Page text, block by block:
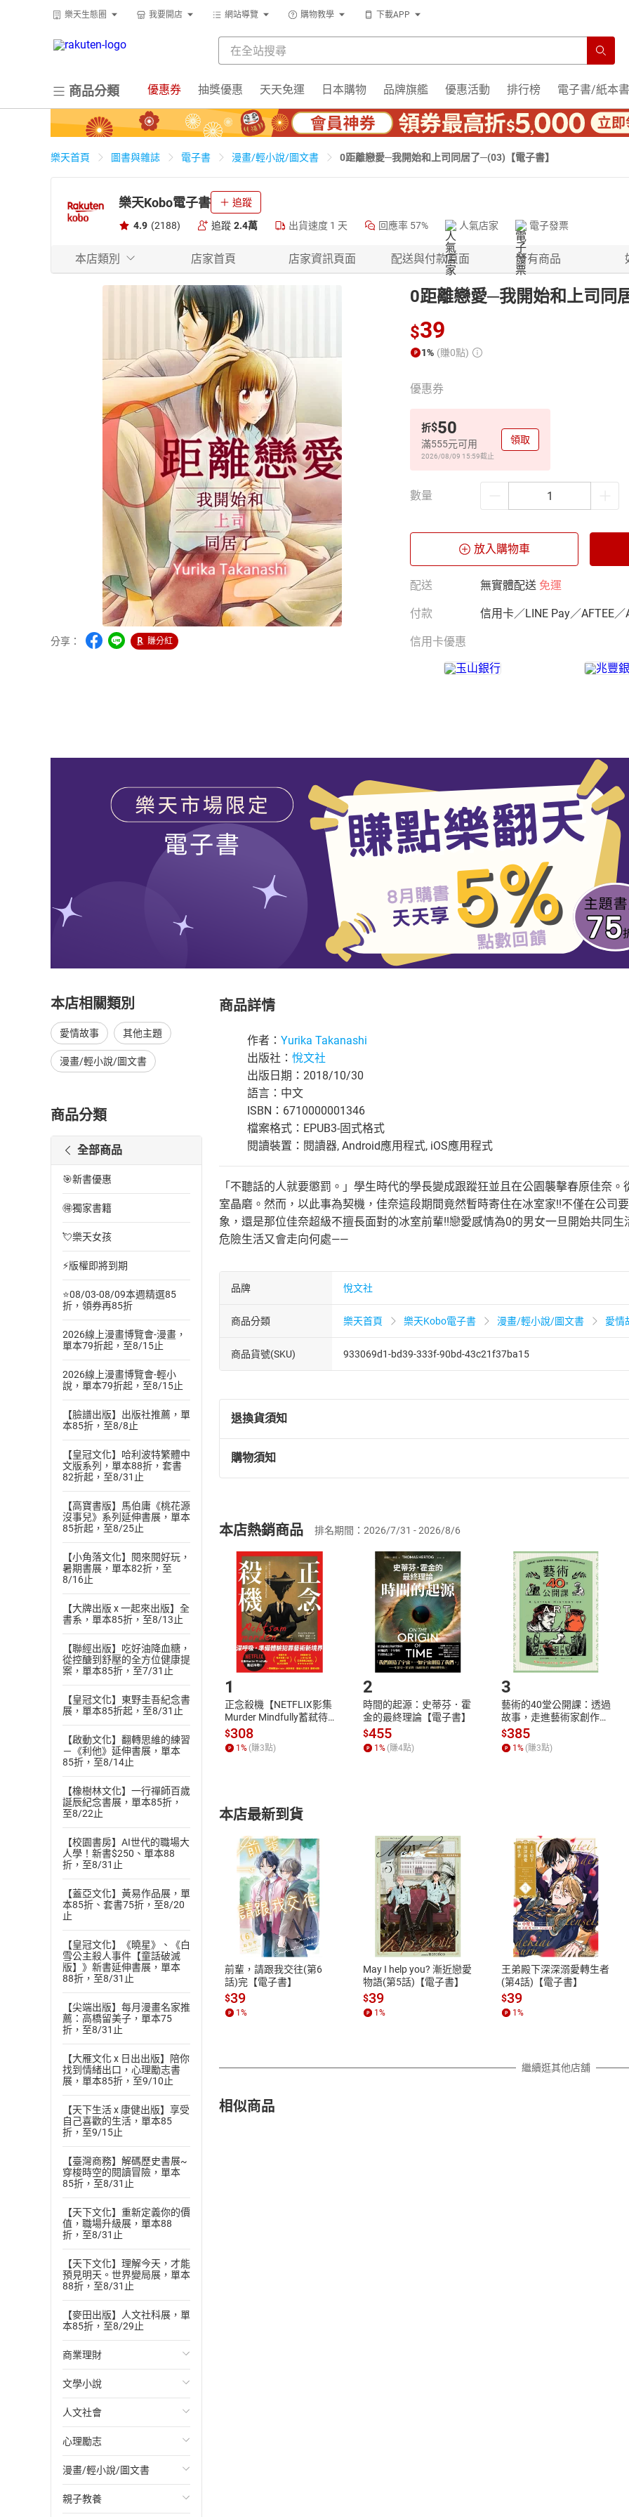
樂天生態圈 我要開店 網站導覽 購物教學 下載APP
商品分類 優惠券 抽獎優惠 天天免運 日本購物 品牌旗艦 優惠活動 排行榜 電子書/紙本書
樂天首頁 圖書與雜誌 電子書 漫畫/輕小說/圖文書 0距離戀愛─我開始和上司同居了─(03)【電子書】
樂天Kobo電子書 追蹤
4.9 (2188) 追蹤 2.4萬 出貨速度 1 天 回應率 57% 人氣店家 電子發票
本店類別 店家首頁 店家資訊頁面 配送與付款頁面 所有商品
分享： 賺分紅
0距離戀愛─我開始和上司同
$39
1% (賺0點)
優惠券
折$50
滿555元可用
2026/08/09 15:59截止
領取
數量
放入購物車
配送 無實體配送 免運
付款 信用卡／LINE Pay／AFTEE／
信用卡優惠
本店相關類別
愛情故事 其他主題
漫畫/輕小說/圖文書
商品分類
全部商品
🎯新書優惠
🉐獨家書籍
💘樂天女孩
⚡版權即將到期
⭐08/03-08/09本週精選85
折，領券再85折
2026線上漫畫博覽會-漫畫，
單本79折起，至8/15止
2026線上漫畫博覽會-輕小
說，單本79折起，至8/15止
【臉譜出版】出版社推薦，單
本85折，至8/8止
【皇冠文化】哈利波特繁體中
文版系列，單本88折，套書
82折起，至8/31止
【高寶書版】馬伯庸《桃花源
沒事兒》系列延伸書展，單本
85折起，至8/25止
【小角落文化】閱來閱好玩，
暑期書展，單本82折，至
8/16止
【大牌出版 x 一起來出版】全
書系，單本85折，至8/13止
【聯經出版】吃好油降血糖，
從控醣到舒壓的全方位健康提
案，單本85折，至7/31止
【皇冠文化】東野圭吾紀念書
展，單本85折起，至8/31止
【啟動文化】翻轉思維的練習
－《利他》延伸書展，單本
85折，至8/14止
【橡樹林文化】一行禪師百歲
誕辰紀念書展，單本85折，
至8/22止
【校園書房】AI世代的職場大
人學！新書$250、單本88
折，至8/31止
【蓋亞文化】黃易作品展，單
本85折、套書75折，至8/20
止
【皇冠文化】《曉星》、《白
雪公主殺人事件【童話破滅
版】》新書延伸書展，單本
88折，至8/31止
【尖端出版】每月漫畫名家推
薦：高橋留美子，單本75
折，至8/31止
【大雁文化 x 日出出版】陪你
找到情緒出口，心理勵志書
展，單本85折，至9/10止
【天下生活 x 康健出版】享受
自己喜歡的生活，單本85
折，至9/15止
【臺灣商務】解碼歷史書展~
穿梭時空的閱讀冒險，單本
85折，至8/31止
【天下文化】重新定義你的價
值，職場升級展，單本88
折，至8/31止
【天下文化】理解今天，才能
預見明天。世界變局展，單本
88折，至8/31止
【麥田出版】人文社科展，單
本85折，至8/29止
商業理財
投資理財
經濟/趨勢
財務/金融
管理/領導
職場工作術
文學小說
歐美文學
日本文學
韓國文學
華文文學
人文社會
國際關係
政治
社會科學
心理勵志
心靈成長/情緒
人際關係
漫畫/輕小說/圖文書
輕小說
親子教養
商品詳情
作者： Yurika Takanashi
出版社： 悅文社
出版日期：2018/10/30
語言：中文
ISBN：6710000001346
檔案格式：EPUB3-固式格式
閱讀裝置：閱讀器, Android應用程式, iOS應用程式
「不聽話的人就要懲罰。」學生時代的學長變成跟蹤狂並且在公園襲擊春原佳奈
室晶磨。然而，以此事為契機，佳奈這段期間竟然暫時寄住在冰室家!!不僅在公司
象，還是那位佳奈超級不擅長面對的冰室前輩!!戀愛感情為0的男女一旦開始共同
危險生活又會走向何處——
品牌 悅文社
商品分類 樂天首頁 樂天Kobo電子書 漫畫/輕小說/圖文書 愛情
商品貨號(SKU) 933069d1-bd39-333f-90bd-43c21f37ba15
退換貨須知
退換貨規定：
(一)依消費者保護法第19條第1項後段暨通訊交易解除權合理例外情事適用
(二)消費者訂購本店鋪之商品即代表知悉本店鋪所銷售之商品為電子書，
且已下載/存取電子書，不得請求退貨退款。
退貨方式：您欲取消訂單或辦理退貨時，請登入樂天市場，並於「我的訂單
貨」，本店鋪將依您的申請進行審核，待審核通過後將為您辦理退款事宜。
請注意，樂天市場須以整筆訂單為單位進行取消/退貨，恕無法以單支商品取
購物須知
挑選商品
Choose
放入購物車
Shopping cart
登入帳號
Login
購書後，如何開始使用？
Step1.選擇閱讀載具 Step2.登入
付款方式
ATM轉帳、信用卡、LINE PAY、AFTEE
退換貨規範
本店是否提供消費者保護法七日猶
之權利，遽消費者保護法及通訊交
除權合理例外情事適用準則，依商
質各有不同規定。詳細退換貨說明
照各商品說明。
本店熱銷商品 排名期間：2026/7/31 - 2026/8/6
1
正念殺機【NETFLIX影集
Murder Mindfully蓄弒待
發】【電子書】
$308
1 % (賺3點)
2
時間的起源：史蒂芬．霍
金的最終理論【電子書】
$455
1 % (賺4點)
3
藝術的40堂公開課：透過
故事，走進藝術家創作現
場，看藝術如何誕生、如
何形塑人類生活【電子
書】
$385
1 % (賺3點)
本店最新到貨
前輩，請跟我交往(第6
話)完【電子書】
$39
1 %
May I help you? 漸近戀愛
物語(第5話)【電子書】
$39
1 %
王弟殿下深深溺愛轉生者
(第4話)【電子書】
$39
1 %
繼續逛其他店舖
相似商品